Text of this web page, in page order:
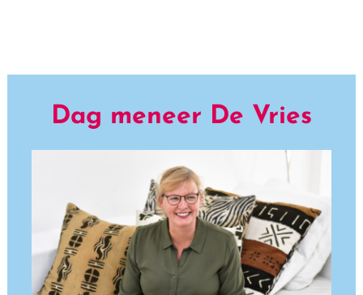
Dag meneer De Vries